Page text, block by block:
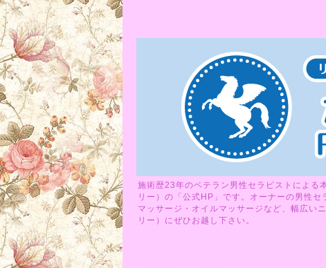
施術歴23年のベテラン男性セラピストによる
リー）の「公式HP」です。オーナーの男性
マッサージ・オイルマッサージなど、幅広い
リー）にぜひお越し下さい。